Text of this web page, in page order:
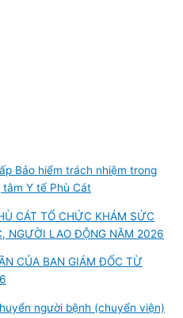
Bảo hiểm trách nhiệm trong
Y tế Phù Cát
CÁT TỔ CHỨC KHÁM SỨC
NGƯỜI LAO ĐỘNG NĂM 2026
CỦA BAN GIÁM ĐỐC TỪ
người bệnh (chuyển viện)